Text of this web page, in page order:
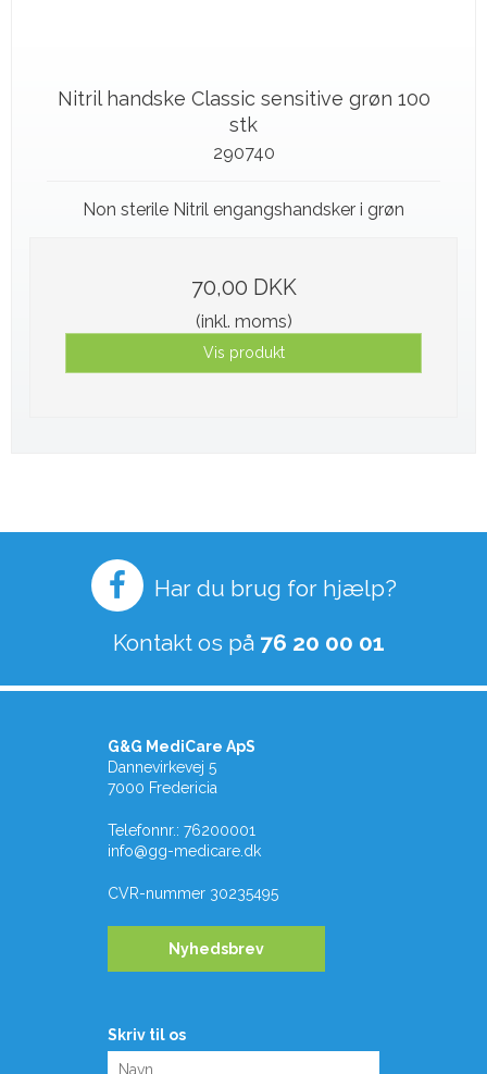
Nitril handske Classic sensitive grøn 100
stk
290740
Non sterile Nitril engangshandsker i grøn
70,00 DKK
(inkl. moms)
Vis produkt
Har du brug for hjælp?
Kontakt os på 76 20 00 01
G&G MediCare ApS
Dannevirkevej 5
7000 Fredericia
Telefonnr.: 76200001
info@gg-medicare.dk
CVR-nummer 30235495
Nyhedsbrev
Skriv til os